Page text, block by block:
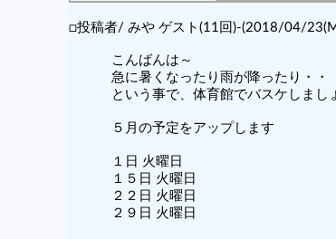
□投稿者/ みや ゲスト(11回)-(2018/04/
こんばんは～
急に暑くなったり雨が降ったり・・
という事で、体育館でバスケしまし
５月の予定をアップします
１日 火曜日
１５日 火曜日
２２日 火曜日
２９日 火曜日